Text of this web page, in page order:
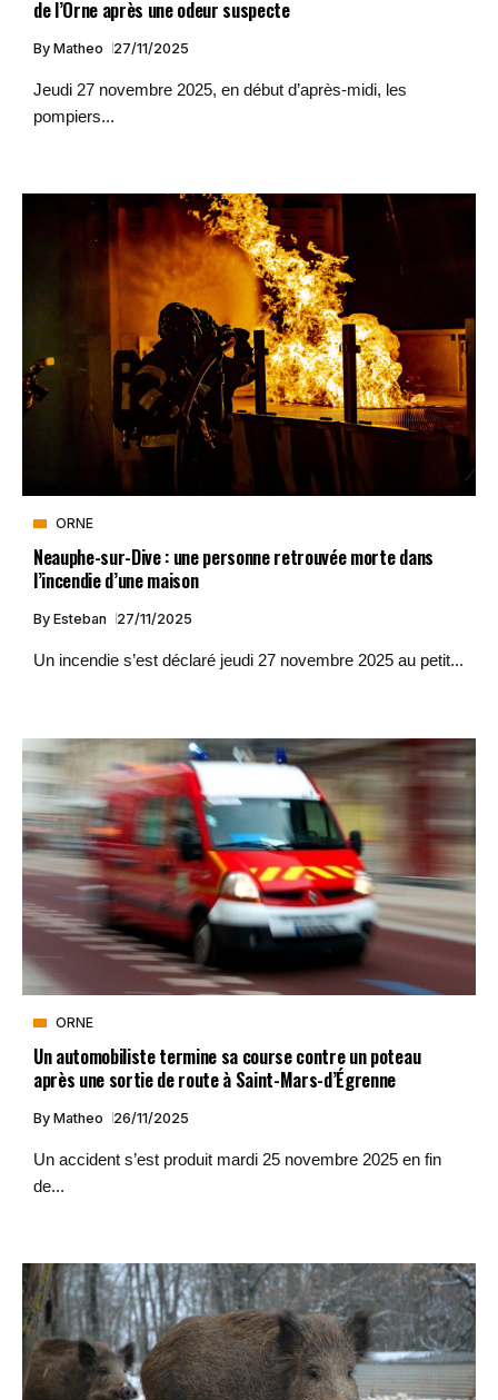
de l’Orne après une odeur suspecte
By Matheo 27/11/2025
Jeudi 27 novembre 2025, en début d’après-midi, les
pompiers...
ORNE
Neauphe-sur-Dive : une personne retrouvée morte dans
l’incendie d’une maison
By Esteban 27/11/2025
Un incendie s’est déclaré jeudi 27 novembre 2025 au petit...
ORNE
Un automobiliste termine sa course contre un poteau
après une sortie de route à Saint-Mars-d’Égrenne
By Matheo 26/11/2025
Un accident s’est produit mardi 25 novembre 2025 en fin
de...